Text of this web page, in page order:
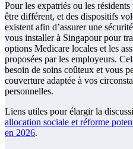
Pour les expatriés ou les
être différent, et des dispositifs
existent afin d’assurer une
vous installer à Singapour pour
options Medicare locales et les
proposées par les employeurs.
besoin de soins coûteux et vous
couverture adaptée à vos
personnelles.
Liens utiles pour élargir la
allocation sociale et réforme
en 2026.